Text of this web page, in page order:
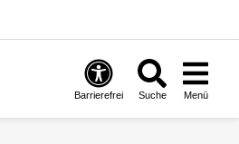
Barrierefrei Suche Menü